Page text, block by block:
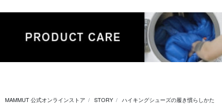
MAMMUT 公式オンラインストア STORY ハイキングシューズの履き慣らしかた